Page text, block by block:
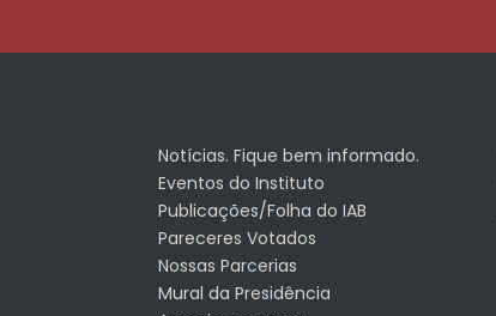
Notícias. Fique bem informado.
Eventos do Instituto
Publicações/Folha do IAB
Pareceres Votados
Nossas Parcerias
Mural da Presidência